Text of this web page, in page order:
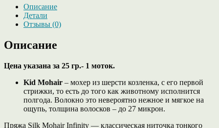
Infinity,
на
шелке,
1053
GRAY
(темно-
серый)
Описание
Детали
Отзывы (0)
Описание
Цена указана за 25 гр.- 1 моток.
Kid Mohair – мохер из шерсти козленка, с его первой
стрижки, то есть до того как животному исполнится
полгода. Волокно это невероятно нежное и мягкое на
ощупь, толщина волосков – до 27 микрон.
Пряжа Silk Mohair Infinity — классическая ниточка тонкого